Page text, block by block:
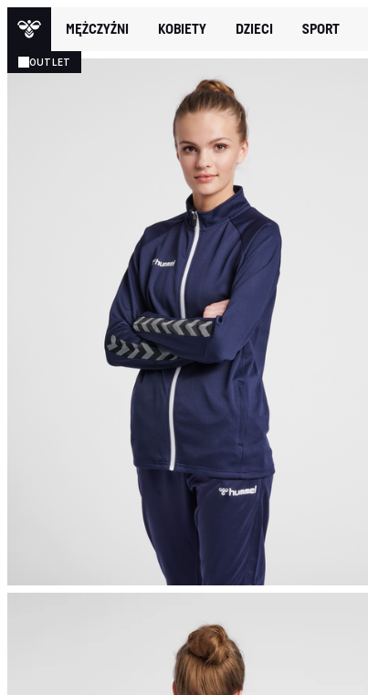
MĘŻCZYŹNI KOBIETY DZIECI SPORT
OUTLET